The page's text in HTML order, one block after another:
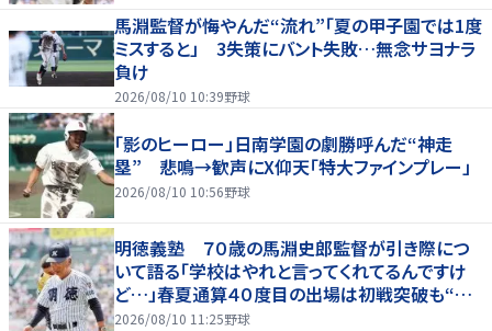
馬淵監督が悔やんだ“流れ”「夏の甲子園では1度
ミスすると」 3失策にバント失敗…無念サヨナラ
負け
2026/08/10 10:39野球
「影のヒーロー」日南学園の劇勝呼んだ“神走
塁” 悲鳴→歓声にX仰天「特大ファインプレー」
2026/08/10 10:56野球
明徳義塾 ７０歳の馬淵史郎監督が引き際につ
いて語る「学校はやれと言ってくれてるんですけ
ど…」春夏通算４０度目の出場は初戦突破も“馬
淵節”炸裂
2026/08/10 11:25野球